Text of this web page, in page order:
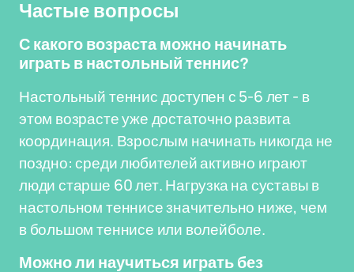
Частые вопросы
С какого возраста можно начинать
играть в настольный теннис?
Настольный теннис доступен с 5-6 лет - в
этом возрасте уже достаточно развита
координация. Взрослым начинать никогда не
поздно: среди любителей активно играют
люди старше 60 лет. Нагрузка на суставы в
настольном теннисе значительно ниже, чем
в большом теннисе или волейболе.
Можно ли научиться играть без